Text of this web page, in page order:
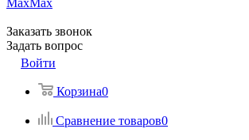
MaxMax
Заказать звонок
Задать вопрос
Войти
Корзина0
Сравнение товаров0